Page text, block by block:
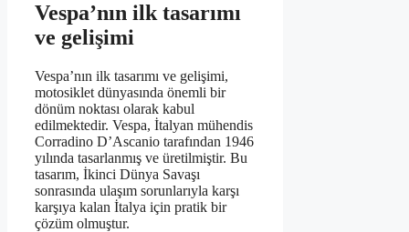
Vespa’nın ilk tasarımı
ve gelişimi
Vespa’nın ilk tasarımı ve gelişimi,
motosiklet dünyasında önemli bir
dönüm noktası olarak kabul
edilmektedir. Vespa, İtalyan mühendis
Corradino D’Ascanio tarafından 1946
yılında tasarlanmış ve üretilmiştir. Bu
tasarım, İkinci Dünya Savaşı
sonrasında ulaşım sorunlarıyla karşı
karşıya kalan İtalya için pratik bir
çözüm olmuştur.